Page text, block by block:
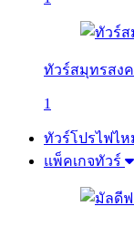
ทัวร์สมุทรสง
1
ทัวร์โปรไฟไห
แพ็คเกจทัวร์